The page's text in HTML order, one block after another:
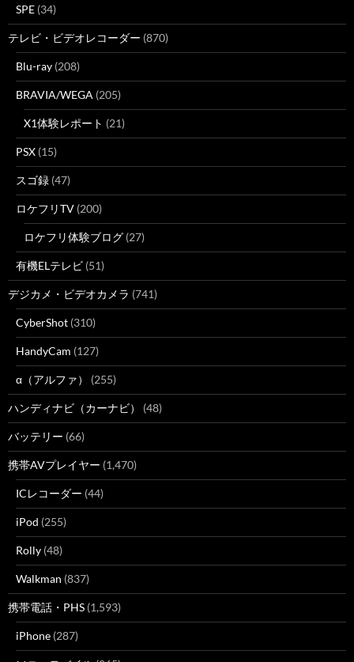
SPE (34)
テレビ・ビデオレコーダー (870)
Blu-ray (208)
BRAVIA/WEGA (205)
X1体験レポート (21)
PSX (15)
スゴ録 (47)
ロケフリTV (200)
ロケフリ体験ブログ (27)
有機ELテレビ (51)
デジカメ・ビデオカメラ (741)
CyberShot (310)
HandyCam (127)
α（アルファ） (255)
ハンディナビ（カーナビ） (48)
バッテリー (66)
携帯AVプレイヤー (1,470)
ICレコーダー (44)
iPod (255)
Rolly (48)
Walkman (837)
携帯電話・PHS (1,593)
iPhone (287)